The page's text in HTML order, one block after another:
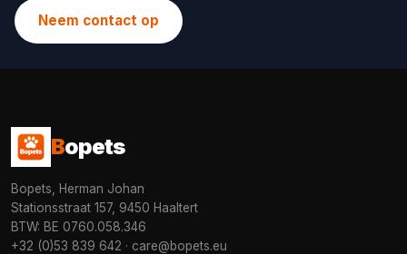
Neem contact op
Bopets
Bopets, Herman Johan
Stationsstraat 157, 9450 Haaltert
BTW: BE 0760.058.346
+32 (0)53 839 642 · care@bopets.eu